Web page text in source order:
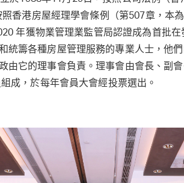
香港房屋經理學會條例（第507章，本
年獲物業管理業監管局認證成為首批
統籌各種房屋管理服務的專業人士，他
由它的理事會負責。理事會由會長、副
成，於每年會員大會經投票選出。